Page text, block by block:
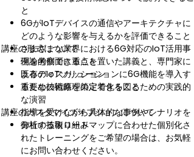
と
6GがIoTデバイスの通信やアーキテクチャに
どのような影響を与えるかを評価できること
さまざまな業界における6G対応のIoT活用事
例を考察できること
既存のIoTソリューションに6G機能を導入す
るための戦略を策定できること
講座の形式について
理論的側面に重点を置いた講義と、専門家に
よるディスカッション
重要な技術原理の定着化を図るための実践的
な演習
指導を受けながら具体的な事例やシナリオを
分析する取り組み
講座のカスタマイズオプションについて
御社の技術ロードマップに合わせた個別化さ
れたトレーニングをご希望の場合は、お気軽
にお問い合わせください。